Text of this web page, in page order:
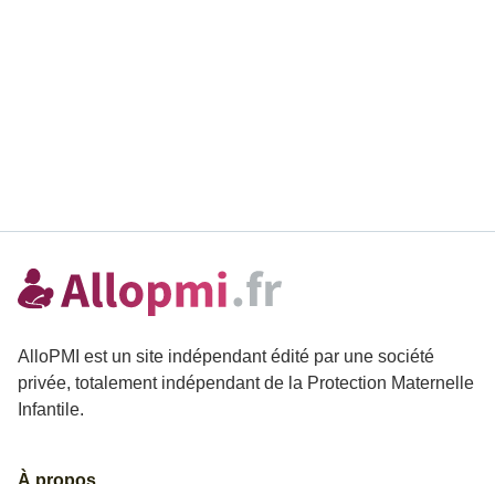
AlloPMI est un site indépendant édité par une société
privée, totalement indépendant de la Protection Maternelle
Infantile.
À propos